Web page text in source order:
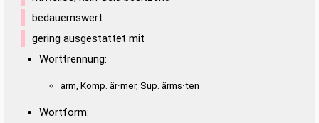
bedauernswert
gering ausgestattet mit
Worttrennung:
arm, Komp. är·mer, Sup. ärms·ten
Wortform: